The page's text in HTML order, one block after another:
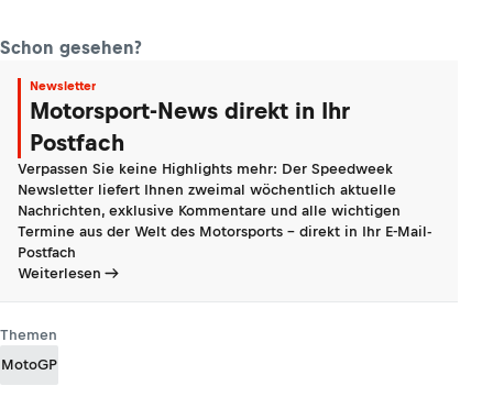
Schon gesehen?
Newsletter
Motorsport-News direkt in Ihr
Postfach
Verpassen Sie keine Highlights mehr: Der Speedweek
Newsletter liefert Ihnen zweimal wöchentlich aktuelle
Nachrichten, exklusive Kommentare und alle wichtigen
Termine aus der Welt des Motorsports - direkt in Ihr E-Mail-
Postfach
Weiterlesen
Themen
MotoGP